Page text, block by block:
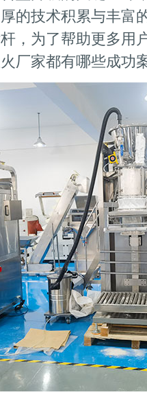
的技术积累与丰富
，为了帮助更多用
厂家都有哪些成功